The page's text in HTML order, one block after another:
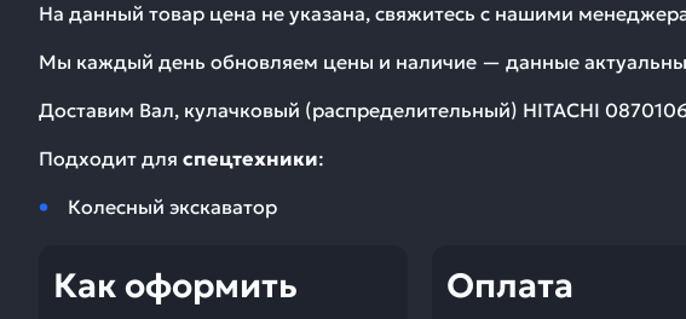
На данный товар цена не указана, свяжитесь с нашими
Мы каждый день обновляем цены и наличие — данные
Доставим Вал, кулачковый (распределительный) HITACHI
Подходит для спецтехники:
Колесный экскаватор
Как оформить
Оплата